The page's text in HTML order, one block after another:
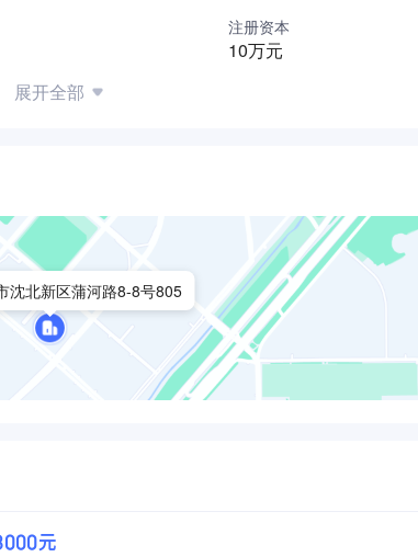
注册资本
10万元
展开全部
沈北新区蒲河路8-8号805
元